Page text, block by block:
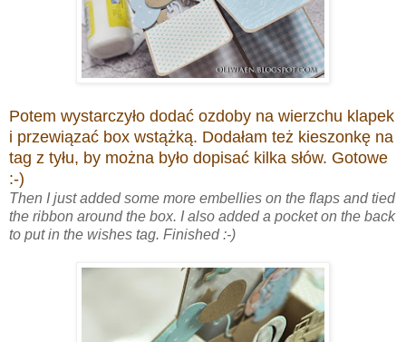
Potem wystarczyło dodać ozdoby na wierzchu klapek
i przewiązać box wstążką. Dodałam też kieszonkę na
tag z tyłu, by można było dopisać kilka słów. Gotowe
:-)
Then I just added some more embellies on the flaps and tied
the ribbon around the box. I also added a pocket on the back
to put in the wishes tag. Finished :-)